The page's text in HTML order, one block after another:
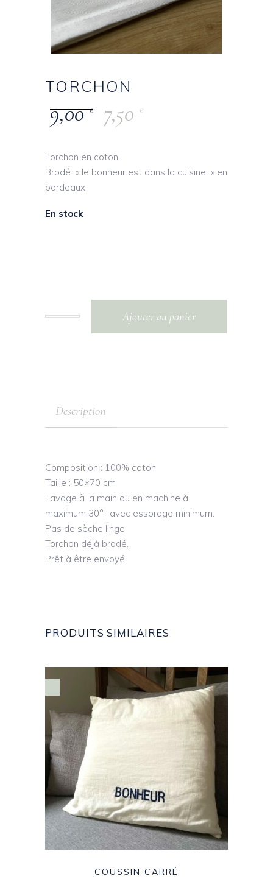
TORCHON
9,00€ 7,50 €
Torchon en coton
Brodé » le bonheur est dans la cuisine » en
bordeaux
En stock
Ajouter au panier
Description
Composition : 100% coton
Taille : 50×70 cm
Lavage à la main ou en machine à
maximum 30°, avec essorage minimum.
Pas de sèche linge
Torchon déjà brodé.
Prêt à être envoyé.
PRODUITS SIMILAIRES
COUSSIN CARRÉ